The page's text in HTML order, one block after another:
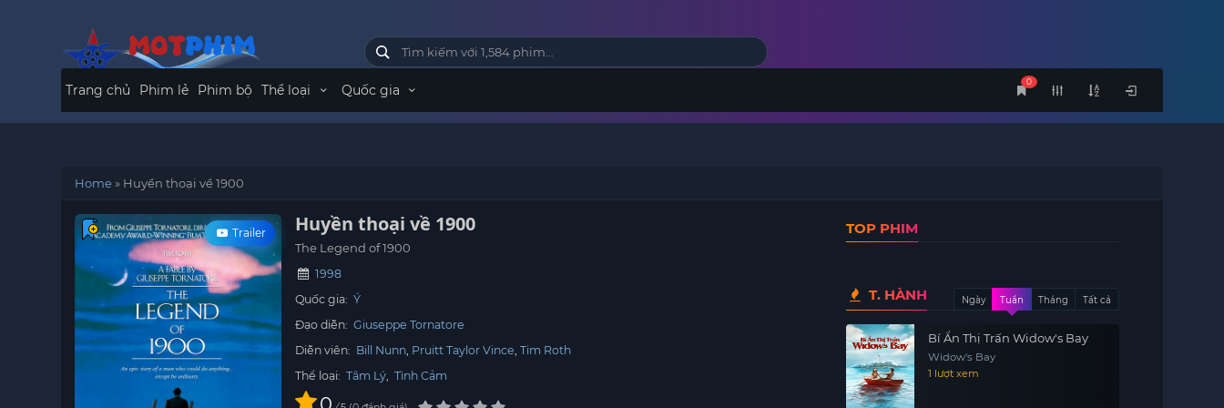
0
Trang chủ Phim lẻ Phim bộ Thể loại Quốc gia
Home» Huyền thoại về 1900
Trailer Huyền thoại về 1900
The Legend of 1900
1998
Quốc gia: Ý
Đạo diễn: Giuseppe Tornatore
Diễn viên: Bill Nunn Pruitt Taylor Vince Tim Roth
Thể loại: Tâm Lý, Tình Cảm
TOP PHIM
T. HÀNH Ngày Tuần Tháng Tất cả
Bí Ẩn Thị Trấn Widow's Bay
Widow's Bay
1 lượt xem